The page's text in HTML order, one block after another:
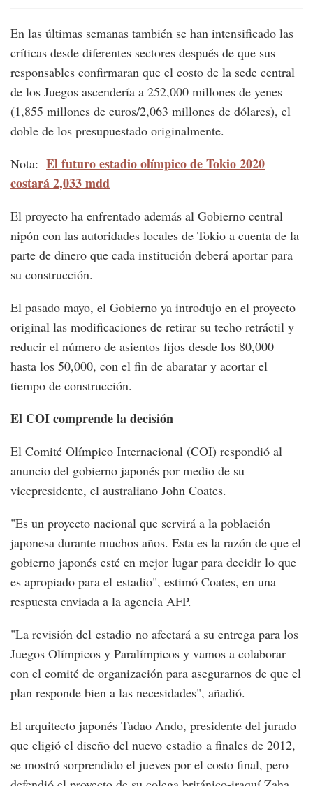
En las últimas semanas también se han intensificado las
críticas desde diferentes sectores después de que sus
responsables confirmaran que el costo de la sede central
de los Juegos ascendería a 252,000 millones de yenes
(1,855 millones de euros/2,063 millones de dólares), el
doble de los presupuestado originalmente.
Nota: El futuro estadio olímpico de Tokio 2020
costará 2,033 mdd
El proyecto ha enfrentado además al Gobierno central
nipón con las autoridades locales de Tokio a cuenta de la
parte de dinero que cada institución deberá aportar para
su construcción.
El pasado mayo, el Gobierno ya introdujo en el proyecto
original las modificaciones de retirar su techo retráctil y
reducir el número de asientos fijos desde los 80,000
hasta los 50,000, con el fin de abaratar y acortar el
tiempo de construcción.
El COI comprende la decisión
El Comité Olímpico Internacional (COI) respondió al
anuncio del gobierno japonés por medio de su
vicepresidente, el australiano John Coates.
"Es un proyecto nacional que servirá a la población
japonesa durante muchos años. Esta es la razón de que el
gobierno japonés esté en mejor lugar para decidir lo que
es apropiado para el estadio", estimó Coates, en una
respuesta enviada a la agencia AFP.
"La revisión del estadio no afectará a su entrega para los
Juegos Olímpicos y Paralímpicos y vamos a colaborar
con el comité de organización para asegurarnos de que el
plan responde bien a las necesidades", añadió.
El arquitecto japonés Tadao Ando, presidente del jurado
que eligió el diseño del nuevo estadio a finales de 2012,
se mostró sorprendido el jueves por el costo final, pero